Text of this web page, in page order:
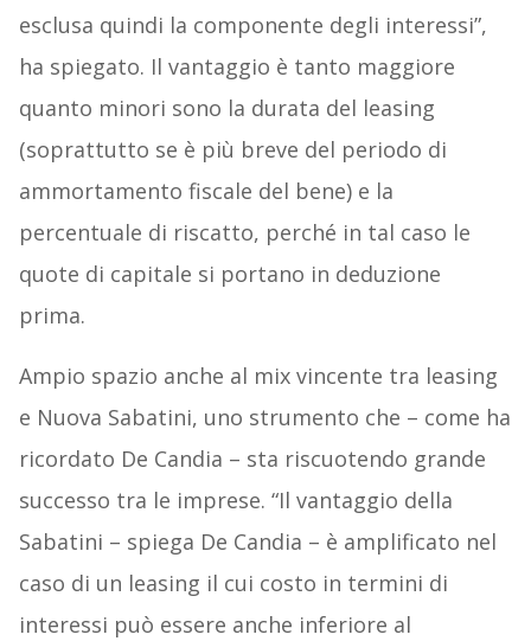
esclusa quindi la componente degli interessi”,
ha spiegato. Il vantaggio è tanto maggiore
quanto minori sono la durata del leasing
(soprattutto se è più breve del periodo di
ammortamento fiscale del bene) e la
percentuale di riscatto, perché in tal caso le
quote di capitale si portano in deduzione
prima.
Ampio spazio anche al mix vincente tra leasing
e Nuova Sabatini, uno strumento che – come ha
ricordato De Candia – sta riscuotendo grande
successo tra le imprese. “Il vantaggio della
Sabatini – spiega De Candia – è amplificato nel
caso di un leasing il cui costo in termini di
interessi può essere anche inferiore al